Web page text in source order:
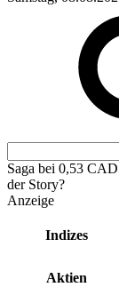
Saga bei 0,53
der Story?
Anzeige
Indizes
Aktien